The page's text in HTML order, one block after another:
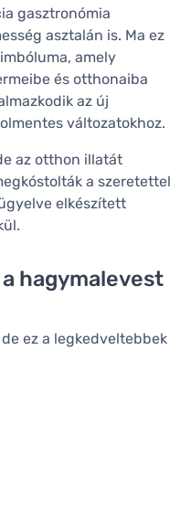
gasztronómia
asztalán is. Ma ez
amely
és otthonaiba
az új
változatokhoz.
az otthon illatát
a szeretettel
elkészített
hagymalevest
ez a legkedveltebbek